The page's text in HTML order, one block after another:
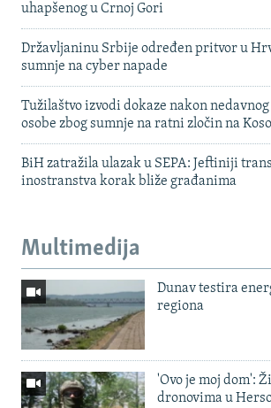
uhapšenog u Crnoj Gori
Državljaninu Srbije određen pritvor u
sumnje na cyber napade
Tužilaštvo izvodi dokaze nakon
osobe zbog sumnje na ratni zločin na
BiH zatražila ulazak u SEPA: Jeftiniji
inostranstva korak bliže građanima
Multimedija
Dunav testira
regiona
'Ovo je moj dom':
dronovima u